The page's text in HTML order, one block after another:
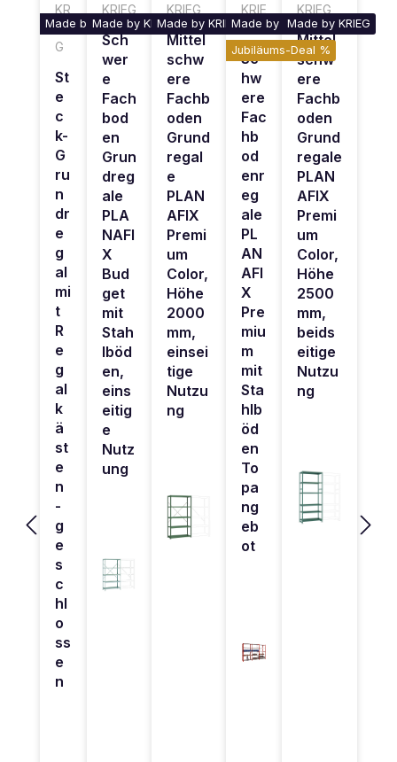
KR
IE
G
Made by KRIEG
St
e
c
k-
G
ru
n
dr
e
g
al
mi
t
R
e
g
al
k
ä
st
e
n
-
g
e
s
c
hl
o
ss
e
n
KRIEG
Made by KRIEG
Sch
wer
e
Fach
bod
en
Grun
dreg
ale
PLA
NAFI
X
Bud
get
mit
Stah
lböd
en,
eins
eitig
e
Nutz
ung
KRIEG
Made by KRIEG
Mittel
schw
ere
Fachb
oden
Grund
regal
e
PLAN
AFIX
Premi
um
Color,
Höhe
2000
mm,
einsei
tige
Nutzu
ng
KRIE
G
Made by KRIEG
Jubiläums-Deal %
Sc
hw
ere
Fac
hb
od
enr
eg
ale
PL
AN
AFI
X
Pre
miu
m
mit
Sta
hlb
öd
en
To
pa
ng
eb
ot
KRIEG
Made by KRIEG
Mittel
schw
ere
Fachb
oden
Grund
regale
PLAN
AFIX
Premi
um
Color,
Höhe
2500
mm,
beids
eitige
Nutzu
ng